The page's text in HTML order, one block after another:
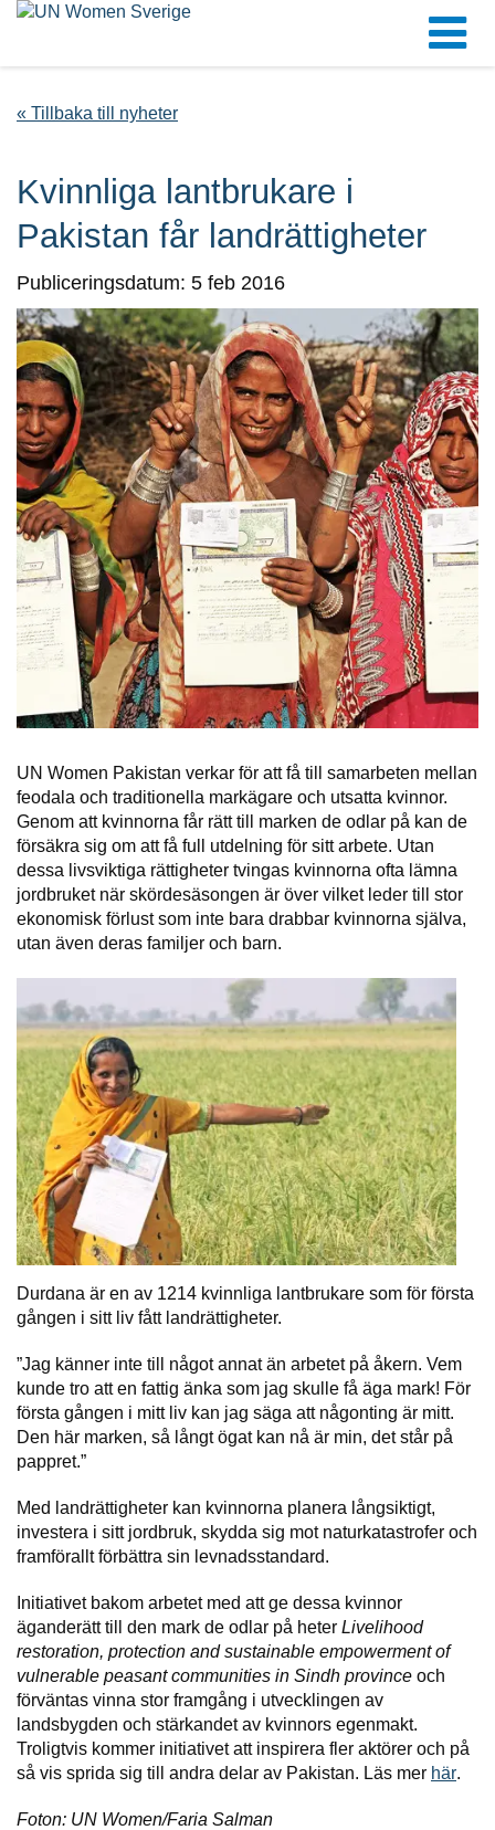
« Tillbaka till nyheter
Kvinnliga lantbrukare i
Pakistan får landrättigheter
Publiceringsdatum: 5 feb 2016
UN Women Pakistan verkar för att få till samarbeten mellan
feodala och traditionella markägare och utsatta kvinnor.
Genom att kvinnorna får rätt till marken de odlar på kan de
försäkra sig om att få full utdelning för sitt arbete. Utan
dessa livsviktiga rättigheter tvingas kvinnorna ofta lämna
jordbruket när skördesäsongen är över vilket leder till stor
ekonomisk förlust som inte bara drabbar kvinnorna själva,
utan även deras familjer och barn.
Durdana är en av 1214 kvinnliga lantbrukare som för första
gången i sitt liv fått landrättigheter.
”Jag känner inte till något annat än arbetet på åkern. Vem
kunde tro att en fattig änka som jag skulle få äga mark! För
första gången i mitt liv kan jag säga att någonting är mitt.
Den här marken, så långt ögat kan nå är min, det står på
pappret.”
Med landrättigheter kan kvinnorna planera långsiktigt,
investera i sitt jordbruk, skydda sig mot naturkatastrofer och
framförallt förbättra sin levnadsstandard.
Initiativet bakom arbetet med att ge dessa kvinnor
äganderätt till den mark de odlar på heter Livelihood
restoration, protection and sustainable empowerment of
vulnerable peasant communities in Sindh province och
förväntas vinna stor framgång i utvecklingen av
landsbygden och stärkandet av kvinnors egenmakt.
Troligtvis kommer initiativet att inspirera fler aktörer och på
så vis sprida sig till andra delar av Pakistan. Läs mer här.
Foton: UN Women/Faria Salman